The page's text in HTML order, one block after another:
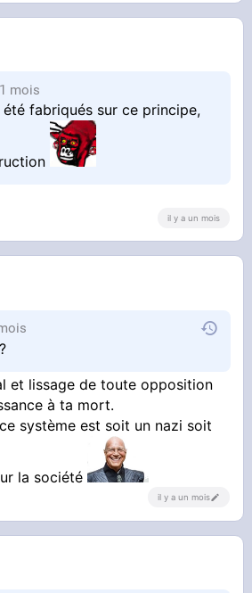
1 mois
fabriqués sur ce principe,
il y a un mois
et lissage de toute opposition
à ta mort.
système est soit un nazi soit
la société
il y a un mois